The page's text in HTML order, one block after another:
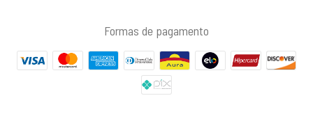
Formas de pagamento